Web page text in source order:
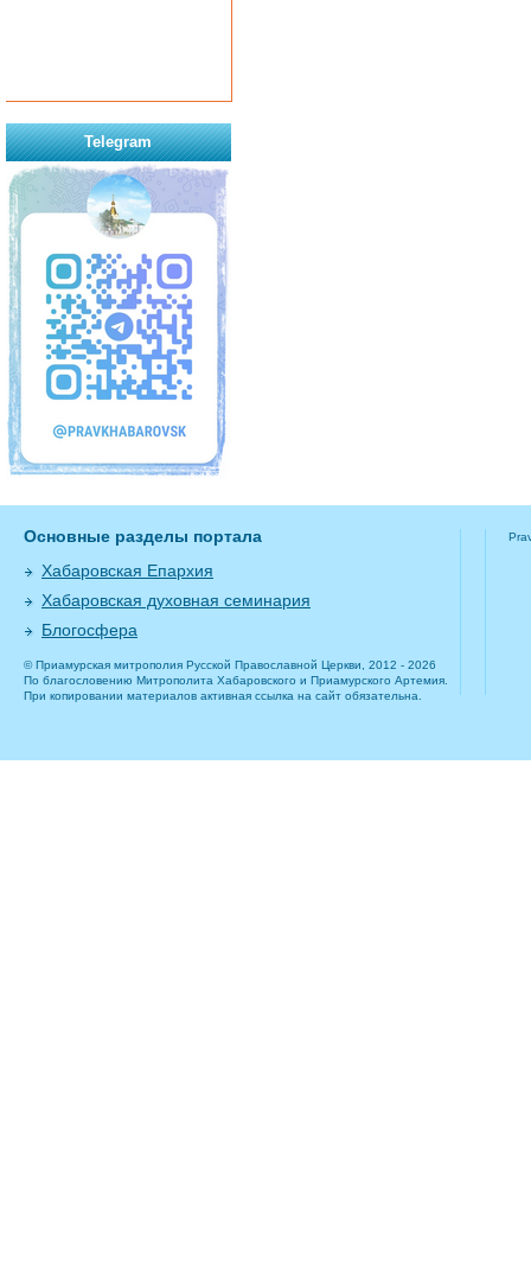
Telegram
Основные разделы портала
Хабаровская Епархия
Хабаровская духовная семинария
Блогосфера
© Приамурская митрополия Русской Православной Церкви, 2012 - 2026
По благословению Митрополита Хабаровского и Приамурского Артемия.
При копировании материалов активная ссылка на сайт обязательна.